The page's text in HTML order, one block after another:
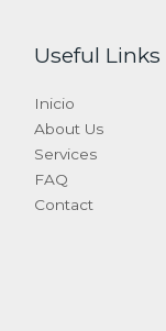
Useful Links
Inicio
About Us
Services
FAQ
Contact